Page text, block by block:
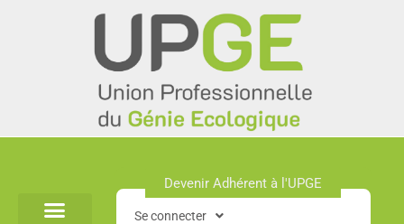
Devenir Adhérent à l'UPGE​
Se connecter